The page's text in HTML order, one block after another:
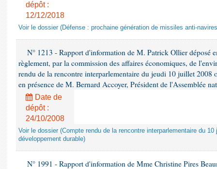
dépôt :
12/12/2018
Voir le dossier (Défense : prochaine génération de missiles anti-
N° 1213 - Rapport d'information de M. Patrick Ollier déposé
règlement, par la commission des affaires économiques, de
rendu de la rencontre interparlementaire du jeudi 10 juillet 2008
en présence de M. Bernard Accoyer, Président de l'Assemblée
Date de
dépôt :
24/10/2008
Voir le dossier (Compte rendu de la rencontre interparlementaire du
développement durable)
N° 1991 - Rapport d'information de Mme Christine Pires